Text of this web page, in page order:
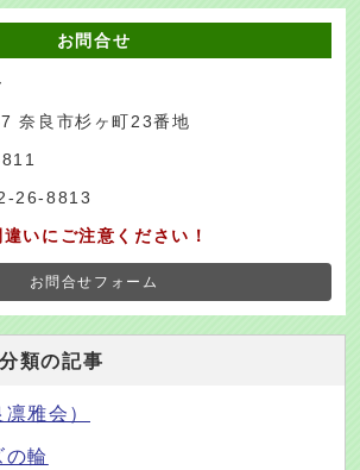
お問合せ
奈良市杉ヶ町23番地
26-8813
いにご注意ください！
お問合せフォーム
類の記事
雅会）
の輪